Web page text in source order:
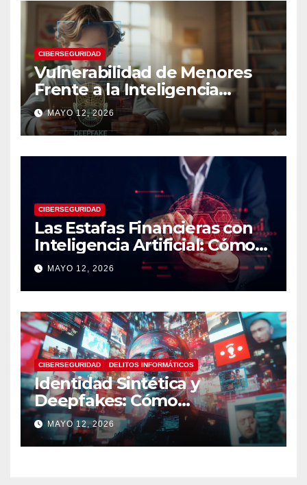
CIBERSEGURIDAD
Vulnerabilidad de Menores
Frente a la Inteligencia
Artificial: Riesgos Digitales,
Manipulación y Protección
Tecnológica
MAYO 12, 2026
CIBERSEGURIDAD
Las Estafas Financieras con
Inteligencia Artificial: Cómo
Operan, Cómo Detectarlas y
Cómo Protegerse
MAYO 12, 2026
CIBERSEGURIDAD DELITOS INFORMÁTICOS
Identidad Sintética y
Deepfakes: Cómo
Detectarlos y Qué
Herramientas Utilizar en
Investigaciones Digitales
MAYO 12, 2026